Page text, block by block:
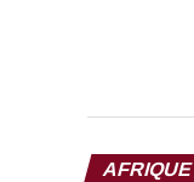
AFRIQUE